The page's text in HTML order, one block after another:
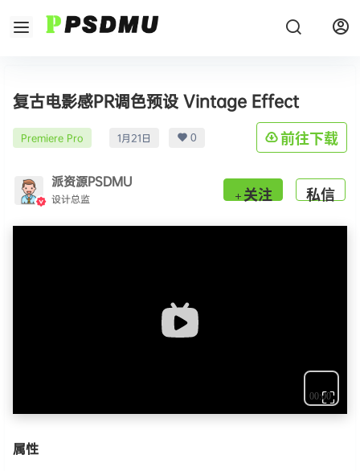
复古电影感PR调色预设 Vintage Effect
Premiere Pro 1月21日 0 前往下载
派资源PSDMU
设计总监 关注 私信
⛶
属性